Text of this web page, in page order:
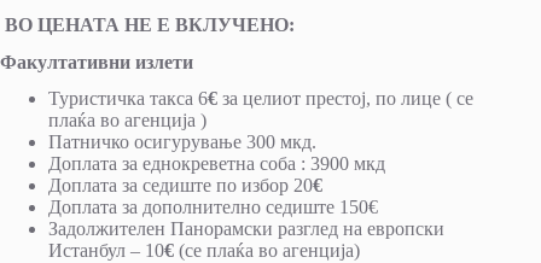
ВО ЦЕНАТА НЕ Е ВКЛУЧЕНО:
Факултативни излети
Туристичка такса 6€ за целиот престој, по лице ( се
плаќа во агенција )
Патничко осигурување 300 мкд.
Доплата за еднокреветна соба : 3900 мкд
Доплата за седиште по избор 20€
Доплата за дополнително седиште 150€
Задолжителен Панорамски разглед на европски
Истанбул – 10€ (се плаќа во агенција)